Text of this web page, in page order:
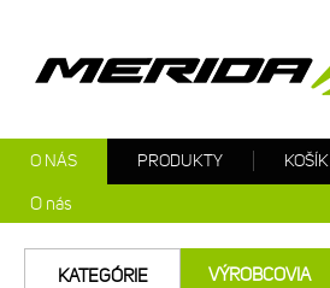
KATEGÓRIE VÝROBCOVIA
O NÁS
O nás
PRODUKTY KOŠÍK